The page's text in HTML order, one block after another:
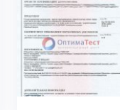
ПОДРОБНЕЕ